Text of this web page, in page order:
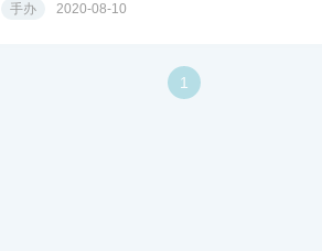
手办 2020-08-10
1